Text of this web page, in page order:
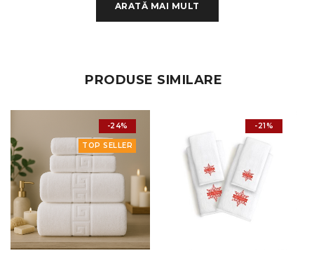
greutate 500 gr/mp, model grecesc
fir dublu 20/2
Dimensiunile prosoapelor sunt:
corp: 70 x 140 cm
față: 50 x 90 cm
ARATĂ MAI MULT
PRODUSE SIMILARE
-24%
TOP SELLER
-21%